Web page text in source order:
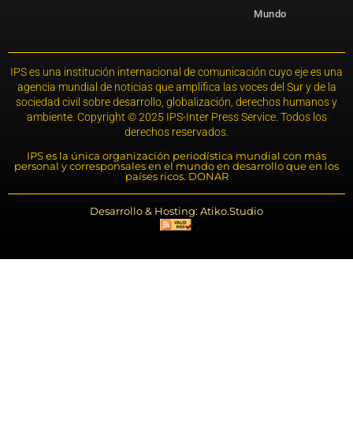
Mundo
IPS es una institución internacional de comunicación cuyo eje es una
agencia mundial de noticias que amplifica las voces del Sur y de la
sociedad civil sobre desarrollo, globalización, derechos humanos y
ambiente. Copyright © 2025 IPS-Inter Press Service. Todos los
derechos reservados.
IPS es la única organización periodística mundial con más
personal y corresponsales en el mundo en desarrollo que en los
países ricos. DONAR
Desarrollo & Hosting: Atiko.Studio